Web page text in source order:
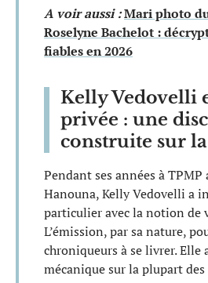
A voir aussi :Mari photo
Roselyne Bachelot :
fiables en 2026
Kelly Vedovelli
privée : une
construite sur
Pendant ses années à TPMP
Hanouna, Kelly Vedovelli a
particulier avec la notion de
L’émission, par sa nature,
chroniqueurs à se livrer. Elle
mécanique sur la plupart